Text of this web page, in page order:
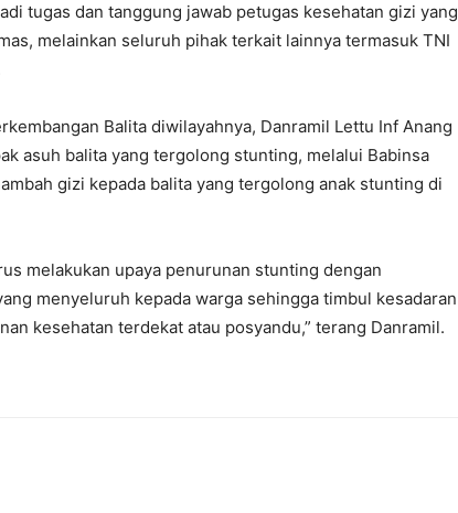
tugas dan tanggung jawab petugas kesehatan gizi yang
melainkan seluruh pihak terkait lainnya termasuk TNI
Balita diwilayahnya, Danramil Lettu Inf Anang
asuh balita yang tergolong stunting, melalui Babinsa
gizi kepada balita yang tergolong anak stunting di
melakukan upaya penurunan stunting dengan
menyeluruh kepada warga sehingga timbul kesadaran
kesehatan terdekat atau posyandu,” terang Danramil.